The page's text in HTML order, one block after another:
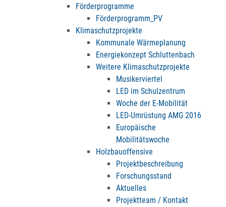
Förderprogramme
Förderprogramm_PV
Klimaschutzprojekte
Kommunale Wärmeplanung
Energiekonzept Schluttenbach
Weitere Klimaschutzprojekte
Musikerviertel
LED im Schulzentrum
Woche der E-Mobilität
LED-Umrüstung AMG 2016
Europäische
Mobilitätswoche
Holzbauoffensive
Projektbeschreibung
Forschungsstand
Aktuelles
Projektteam / Kontakt